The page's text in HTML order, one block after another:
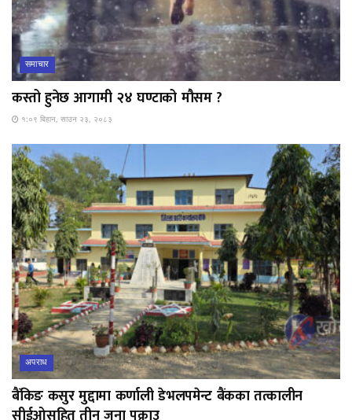
समाचार
कस्तो हुनेछ आगामी २४ घण्टाको मौसम ?
१:०९ बिहान, साउन २३, २०८३
अपराध
बैंकिङ कसुर मुद्दामा कर्णाली डेभलपमेन्ट बैंकका तत्कालीन